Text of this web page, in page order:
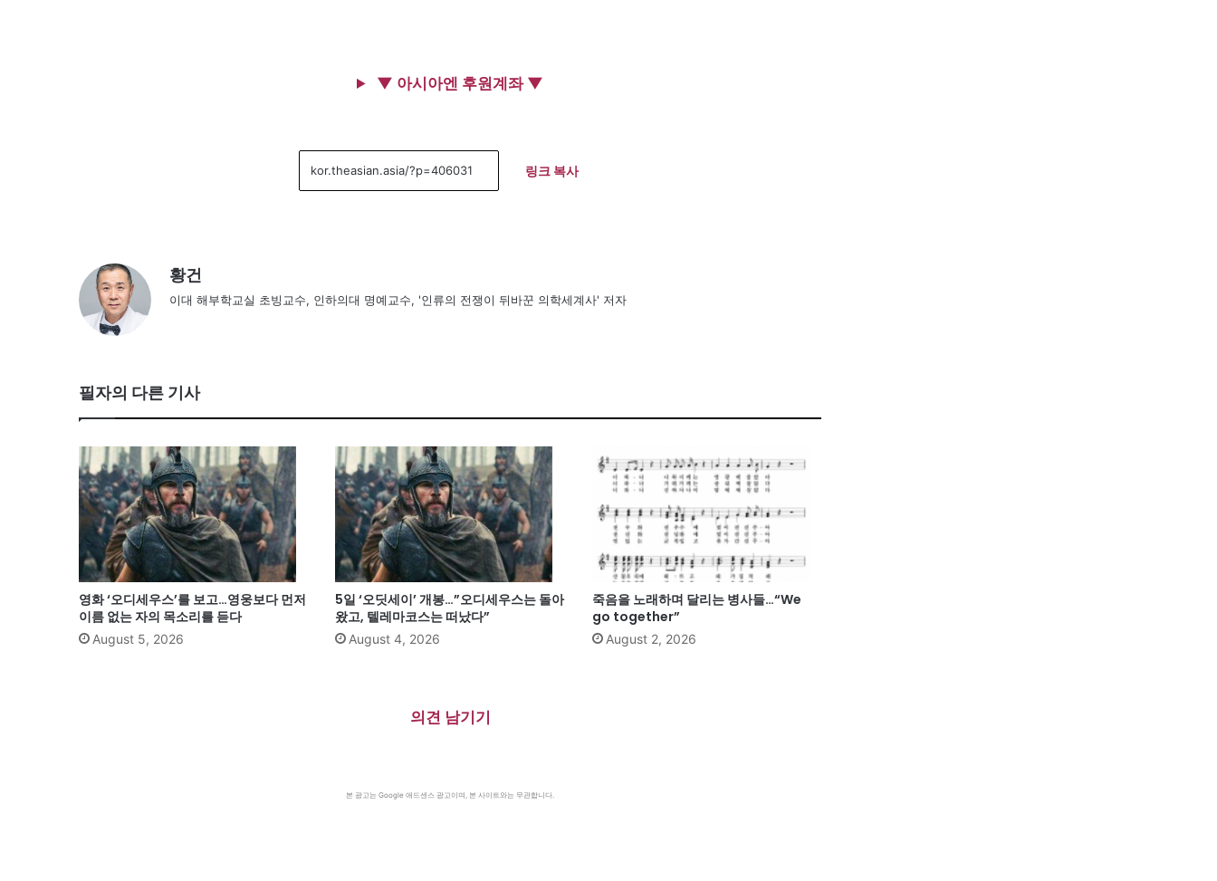
▼ 아시아엔 후원계좌 ▼
링크 복사
황건
이대 해부학교실 초빙교수, 인하의대 명예교수, '인류의 전쟁이 뒤바꾼 의학세계사' 저자
필자의 다른 기사
영화 ‘오디세우스’를 보고…영웅보다 먼저
이름 없는 자의 목소리를 듣다
August 5, 2026
5일 ‘오딧세이’ 개봉…”오디세우스는 돌아
왔고, 텔레마코스는 떠났다”
August 4, 2026
죽음을 노래하며 달리는 병사들…“We
go together”
August 2, 2026
의견 남기기
본 광고는 Google 애드센스 광고이며, 본 사이트와는 무관합니다.